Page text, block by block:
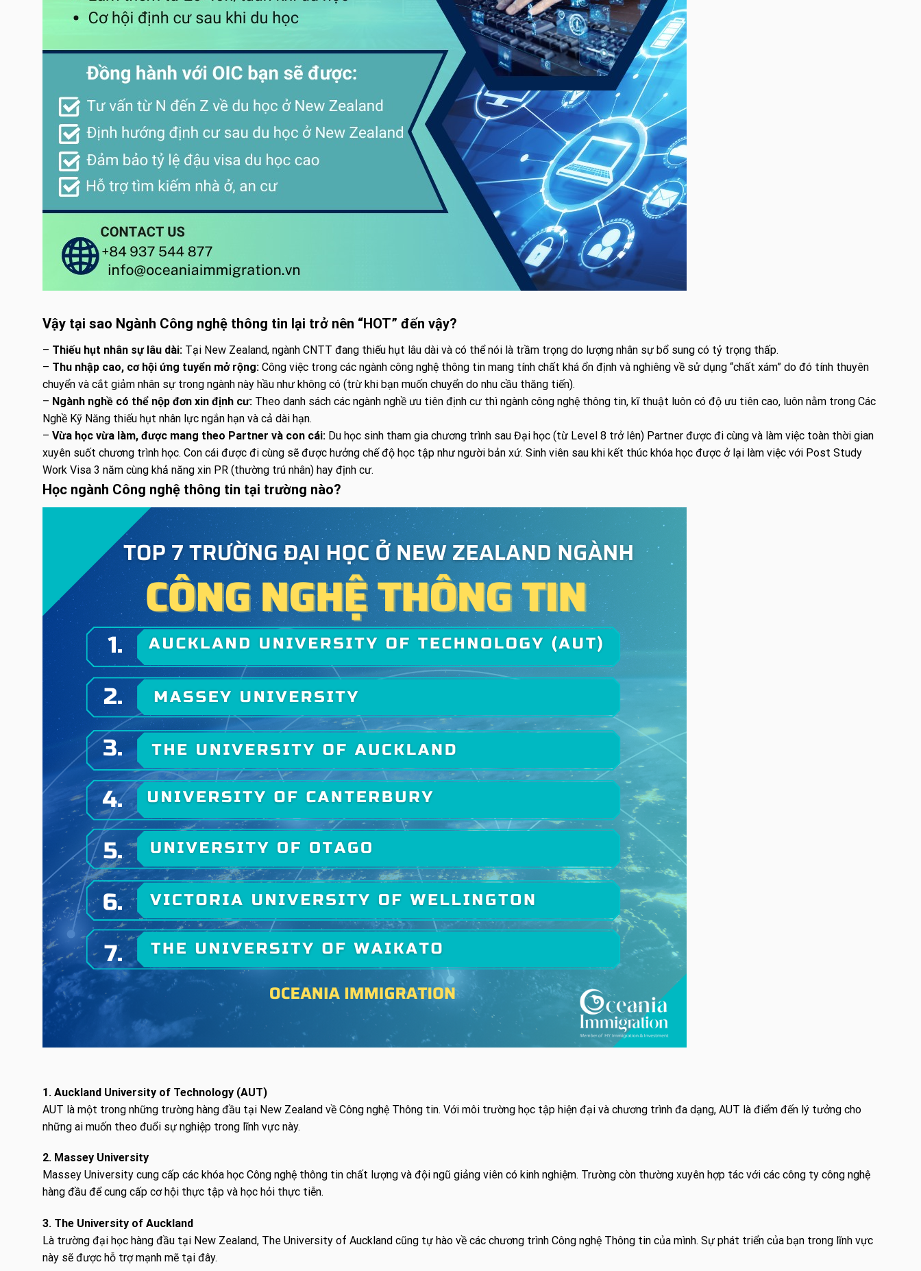
Vậy tại sao Ngành Công nghệ thông tin lại trở nên “HOT” đến vậy?
– Thiếu hụt nhân sự lâu dài: Tại New Zealand, ngành CNTT đang thiếu hụt lâu dài và có thể nói là trầm trọng do lượng nhân sự bổ sung có tỷ trọng thấp.
– Thu nhập cao, cơ hội ứng tuyển mở rộng: Công việc trong các ngành công nghệ thông tin mang tính chất khá ổn định và nghiêng về sử dụng “chất xám” do đó tính thuyên
chuyển và cắt giảm nhân sự trong ngành này hầu như không có (trừ khi bạn muốn chuyển do nhu cầu thăng tiến).
– Ngành nghề có thể nộp đơn xin định cư: Theo danh sách các ngành nghề ưu tiên định cư thì ngành công nghệ thông tin, kĩ thuật luôn có độ ưu tiên cao, luôn nằm trong Các
Nghề Kỹ Năng thiếu hụt nhân lực ngắn hạn và cả dài hạn.
– Vừa học vừa làm, được mang theo Partner và con cái: Du học sinh tham gia chương trình sau Đại học (từ Level 8 trở lên) Partner được đi cùng và làm việc toàn thời gian
xuyên suốt chương trình học. Con cái được đi cùng sẽ được hưởng chế độ học tập như người bản xứ. Sinh viên sau khi kết thúc khóa học được ở lại làm việc với Post Study
Work Visa 3 năm cùng khả năng xin PR (thường trú nhân) hay định cư.
Học ngành Công nghệ thông tin tại trường nào?
1. Auckland University of Technology (AUT)
AUT là một trong những trường hàng đầu tại New Zealand về Công nghệ Thông tin. Với môi trường học tập hiện đại và chương trình đa dạng, AUT là điểm đến lý tưởng cho
những ai muốn theo đuổi sự nghiệp trong lĩnh vực này.
2. Massey University
Massey University cung cấp các khóa học Công nghệ thông tin chất lượng và đội ngũ giảng viên có kinh nghiệm. Trường còn thường xuyên hợp tác với các công ty công nghệ
hàng đầu để cung cấp cơ hội thực tập và học hỏi thực tiễn.
3. The University of Auckland
Là trường đại học hàng đầu tại New Zealand, The University of Auckland cũng tự hào về các chương trình Công nghệ Thông tin của mình. Sự phát triển của bạn trong lĩnh vực
này sẽ được hỗ trợ mạnh mẽ tại đây.